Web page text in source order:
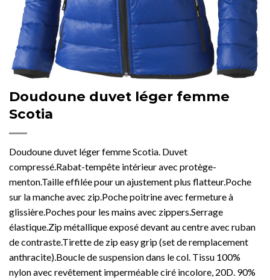
Doudoune duvet léger femme
Scotia
Doudoune duvet léger femme Scotia. Duvet
compressé.Rabat-tempête intérieur avec protège-
menton.Taille effilée pour un ajustement plus flatteur.Poche
sur la manche avec zip.Poche poitrine avec fermeture à
glissière.Poches pour les mains avec zippers.Serrage
élastique.Zip métallique exposé devant au centre avec ruban
de contraste.Tirette de zip easy grip (set de remplacement
anthracite).Boucle de suspension dans le col. Tissu 100%
nylon avec revêtement imperméable ciré incolore, 20D. 90%